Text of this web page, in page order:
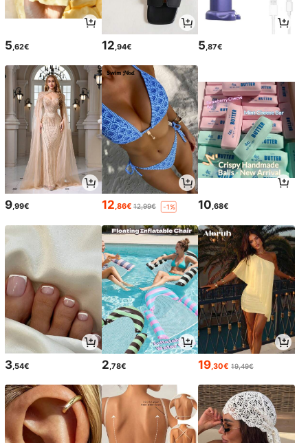
5,62€ 12,94€ 5,87€
9,99€ 12,86€ 12,99€ -1% 10,68€
3 ,54€ 2 ,78€ 19 ,30€ 19,49€